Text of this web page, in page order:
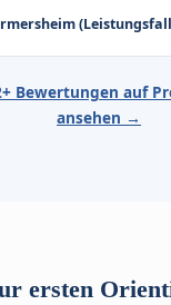
Bewertungen auf
ansehen →
ersten